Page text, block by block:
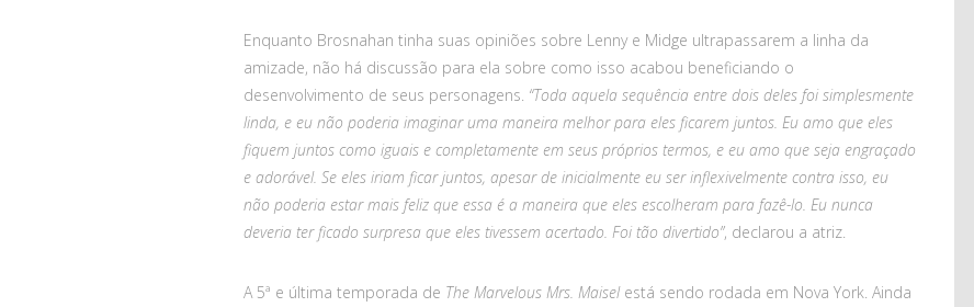
Enquanto Brosnahan tinha suas opiniões sobre Lenny e Midge ultrapassarem a linha da
amizade, não há discussão para ela sobre como isso acabou beneficiando o
desenvolvimento de seus personagens. “Toda aquela sequência entre dois deles foi simplesmente
linda, e eu não poderia imaginar uma maneira melhor para eles ficarem juntos. Eu amo que eles
fiquem juntos como iguais e completamente em seus próprios termos, e eu amo que seja engraçado
e adorável. Se eles iriam ficar juntos, apesar de inicialmente eu ser inflexivelmente contra isso, eu
não poderia estar mais feliz que essa é a maneira que eles escolheram para fazê-lo. Eu nunca
deveria ter ficado surpresa que eles tivessem acertado. Foi tão divertido”, declarou a atriz.
A 5ª e última temporada de The Marvelous Mrs. Maisel está sendo rodada em Nova York. Ainda